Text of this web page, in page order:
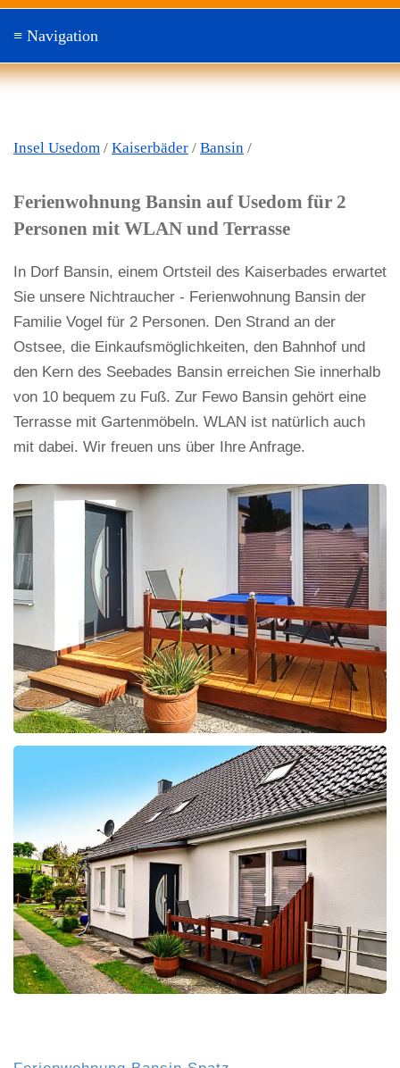
Insel Usedom / Kaiserbäder / Bansin /
Ferienwohnung Bansin auf Usedom für 2
Personen mit WLAN und Terrasse
In Dorf Bansin, einem Ortsteil des Kaiserbades erwartet
Sie unsere Nichtraucher - Ferienwohnung Bansin der
Familie Vogel für 2 Personen. Den Strand an der
Ostsee, die Einkaufsmöglichkeiten, den Bahnhof und
den Kern des Seebades Bansin erreichen Sie innerhalb
von 10 bequem zu Fuß. Zur Fewo Bansin gehört eine
Terrasse mit Gartenmöbeln. WLAN ist natürlich auch
mit dabei. Wir freuen uns über Ihre Anfrage.